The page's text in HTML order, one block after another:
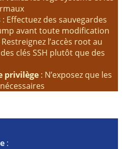
: Effectuez des sauvegardes
avant toute modification
Restreignez l’accès root au
clés SSH plutôt que des
privilège : N’exposez que les
: